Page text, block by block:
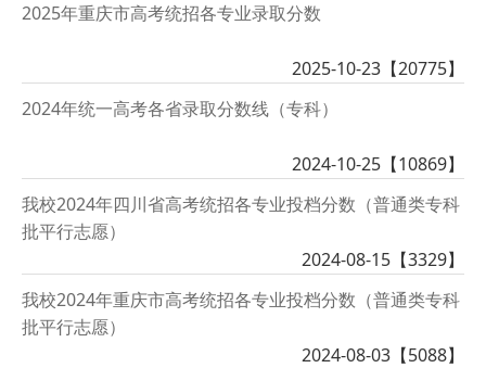
2025年重庆市高考统招各专业录取分数
2025-10-23【20775】
2024年统一高考各省录取分数线（专科）
2024-10-25【10869】
我校2024年四川省高考统招各专业投档分数（普通类专科
批平行志愿）
2024-08-15【3329】
我校2024年重庆市高考统招各专业投档分数（普通类专科
批平行志愿）
2024-08-03【5088】